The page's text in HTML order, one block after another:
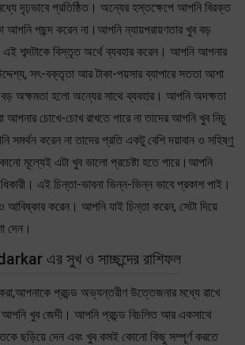
দৃঢ়ভাবে প্রতিষ্ঠিত। অন্যের হস্তক্ষেপে আপনি বিরক্ত
আপনি পছন্দ করেন না।আপনি ন্যায়পরায়ণতার খুব বড়
এই শব্দটাকে বিস্তৃত অর্থে ব্যবহার করেন। আপনি আপনার
সৎ-বক্তৃতা আর টাকা-পয়সার ব্যাপারে সততা আশা
অক্ষমতা হলো অন্যের সাথে ব্যবহার। আপনি অদক্ষতা
আপনার চোখে-চোখ রাখতে পারে না তাদের আপনি খুব নিচু
সমর্থন করেন না তাদের প্রতি একটু বেশি দয়াবান ও সহিষ্ণু
মূল্যেই এটা খুব ভালো প্রচেষ্টা হতে পারে।আপনি
এই চিন্তা-ভাবনা ভিন্ন-ভিন্ন ভাবে প্রকাশ পাই।
করেন। আপনি যাই চিন্তা করেন, সেটা দিয়ে
দেন।
এর সুখ ও সাচ্ছন্দের রাশিফল
প্রচন্ড অভ্যন্তরীণ উত্তেজনার মধ্যে রাখে
খুব জেদী। আপনি প্রচন্ড বিচলিত আর একসাথে
ছড়িয়ে দেন এবং খুব কমই কোনো কিছু সম্পূর্ণ করতে